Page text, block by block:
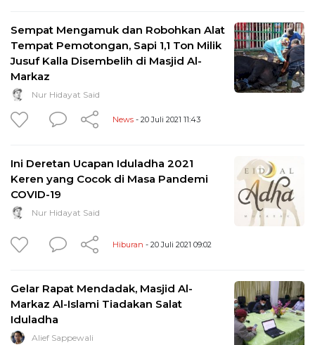
Sempat Mengamuk dan Robohkan Alat
Tempat Pemotongan, Sapi 1,1 Ton Milik
Jusuf Kalla Disembelih di Masjid Al-
Markaz
Nur Hidayat Said
News - 20 Juli 2021 11:43
Ini Deretan Ucapan Iduladha 2021
Keren yang Cocok di Masa Pandemi
COVID-19
Nur Hidayat Said
Hiburan - 20 Juli 2021 09:02
Gelar Rapat Mendadak, Masjid Al-
Markaz Al-Islami Tiadakan Salat
Iduladha
Alief Sappewali